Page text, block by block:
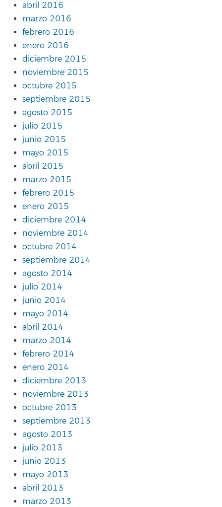
abril 2016
marzo 2016
febrero 2016
enero 2016
diciembre 2015
noviembre 2015
octubre 2015
septiembre 2015
agosto 2015
julio 2015
junio 2015
mayo 2015
abril 2015
marzo 2015
febrero 2015
enero 2015
diciembre 2014
noviembre 2014
octubre 2014
septiembre 2014
agosto 2014
julio 2014
junio 2014
mayo 2014
abril 2014
marzo 2014
febrero 2014
enero 2014
diciembre 2013
noviembre 2013
octubre 2013
septiembre 2013
agosto 2013
julio 2013
junio 2013
mayo 2013
abril 2013
marzo 2013